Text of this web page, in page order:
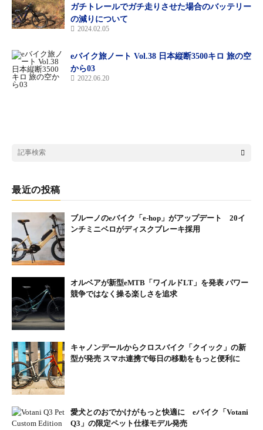
17日目。お世話になったまさきさんにお礼を告げて、ポンギーを
出た。今日から後半戦、新鮮な気持ちでペダルをこぎ始める。目
指すはバスや自動車、オートバイなどで波打ち際を走れる、国内
（ステージ09）』。オートバイが走れるなら、eバイクでも走れ
るはず、いや、ぜひ走ってみたい！ ワクワクしながらペダルを
こいだ。
に!? これまで3、4回来ているが通行止めは初めて。台風直撃な
いかないが、勝手に入るわけにもいかない。仕方なく諦め、ドラ
イブウェイを後にした。
国道415号で羽咋から氷見へ抜け、高岡から国道8号に入る。射水
の道の駅『カモンパーク新湊』でひと休み。道の駅はトイレもあ
るし、土地の名物も食べられるのでいい休憩ポイントとなってい
うどんを食べることにする。衣はサクサクしているし、白エビの
風味がたまらなくいい。腹ペコだったこともあり、あっという間
に胃袋に消えていった。その後も調子よく前進。この日は富山県
魚津市のネットカフェ泊とした。
ガチトレールでガチ走りさせた場合のバッテリー
の減りについて
2024.02.05
eバイク旅ノート Vol.38 日本縦断3500キロ 旅の空
から03
2022.06.20
最近の投稿
ブルーノのeバイク「e-hop」がアップデート 20イ
ンチミニベロがディスクブレーキ採用
オルベアが新型eMTB「ワイルドLT」を発表 パワー
競争ではなく操る楽しさを追求
キャノンデールからクロスバイク「クイック」の新
型が発売 スマホ連携で毎日の移動をもっと便利に
愛犬とのおでかけがもっと快適に eバイク「Votani
Q3」の限定ペット仕様モデル発売